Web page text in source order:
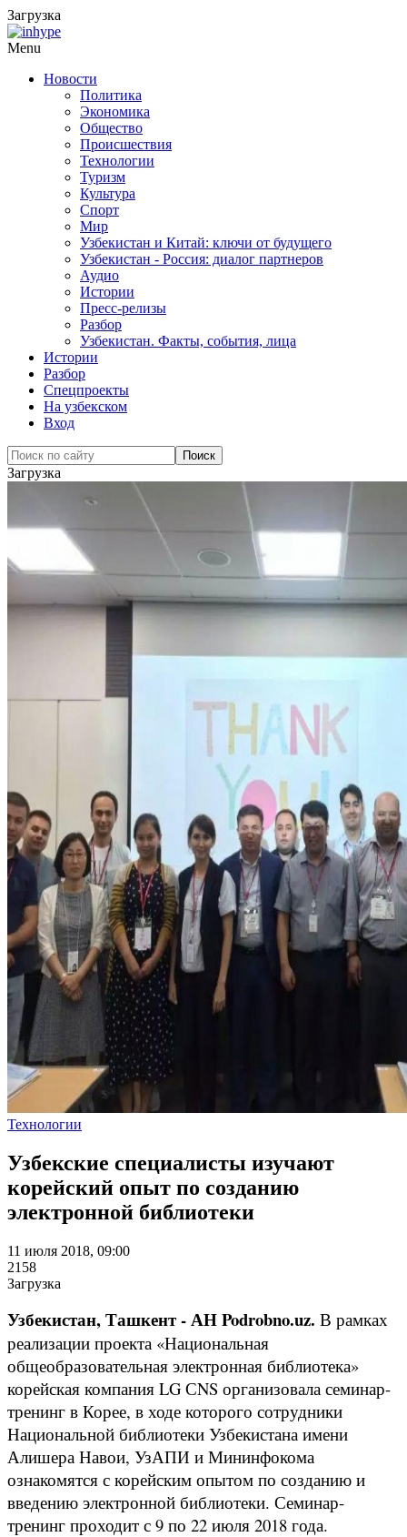
Загрузка
Menu
Новости
Политика
Экономика
Общество
Происшествия
Технологии
Туризм
Культура
Спорт
Мир
Узбекистан и Китай: ключи от будущего
Узбекистан - Россия: диалог партнеров
Аудио
Истории
Пресс-релизы
Разбор
Узбекистан. Факты, события, лица
Истории
Разбор
Спецпроекты
На узбекском
Вход
Загрузка
Технологии
Узбекские специалисты изучают
корейский опыт по созданию
электронной библиотеки
11 июля 2018, 09:00
2158
Загрузка
Узбекистан, Ташкент - АН Podrobno.uz. В рамках
реализации проекта «Национальная
общеобразовательная электронная библиотека»
корейская компания LG СNS организовала семинар-
тренинг в Корее, в ходе которого сотрудники
Национальной библиотеки Узбекистана имени
Алишера Навои, УзАПИ и Мининфокома
ознакомятся с корейским опытом по созданию и
введению электронной библиотеки. Семинар-
тренинг проходит с 9 по 22 июля 2018 года.